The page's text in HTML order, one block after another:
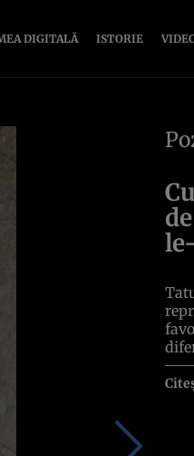
DIGITALĂ ISTORIE